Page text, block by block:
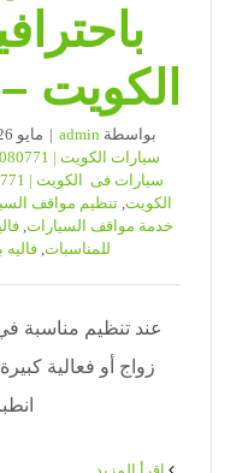
الكويت – 65080771
بواسطة admin
| مايو 6th, 2026
سيارات الكويت | 65080771| الضيافة النوبية
سيارات فى الكويت | 65080771
الكويت ,تنظيم مواقف
خدمة مواقف السيارات
للمناسبات ,
عند تنظيم مناسبة
زواج أو فعالية